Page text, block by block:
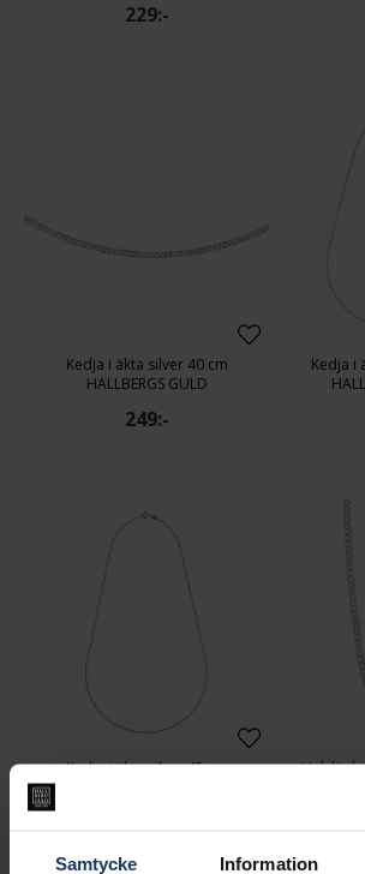
Samtycke Information
229:-
Kedja i äkta silver 40 cm
HALLBERGS GULD
249:-
Kedja i
Kedja i äkta silver 45 cm
Halslänk